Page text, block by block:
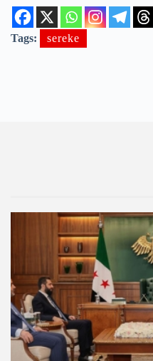
Tags: sereke